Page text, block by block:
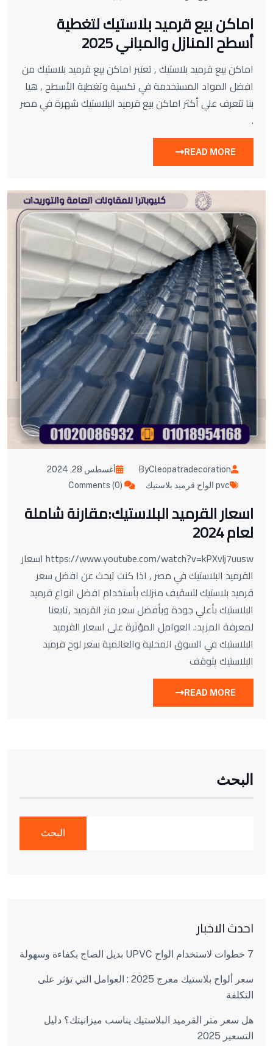
اماكن بيع قرميد بلاستيك لتغطية
أسطح المنازل والمباني 2025
اماكن بيع قرميد بلاستيك , تعتبر اماكن بيع قرميد بلاستيك من
افضل المواد المستخدمة في تكسية وتغطية الأسطح , هيا
بنا نتعرف علي أكثر اماكن بيع قرميد البلاستيك شهرة في مصر
.
READ MORE
ByCleopatradecoration
أغسطس 28, 2024
pvc الواح قرميد بلاستيك
اسعار القرميد البلاستيك:مقارنة شاملة
لعام 2024
https://www.youtube.com/watch?v=kPXvlj7uusw اسعار
القرميد البلاستيك في مصر , اذا كنت تبحث عن افضل سعر
قرميد بلاستيك لتسقيف منزلك بأستخدام افضل انواع قرميد
البلاستيك بأعلي جودة وبأفضل سعر متر القرميد ,تابعنا
لمعرفة المزيد:. العوامل المؤثرة على اسعار القرميد
البلاستيك في السوق المحلية والعالمية سعر لوح قرميد
البلاستيك يتوقف
READ MORE
البحث
البحث
احدث الاخبار
7 خطوات لاستخدام الواح UPVC بديل الصاج بكفاءة وسهولة
سعر ألواح بلاستيك معرج 2025 : العوامل التي تؤثر على
التكلفة
هل سعر متر القرميد البلاستيك يناسب ميزانيتك؟ دليل
التسعير 2025